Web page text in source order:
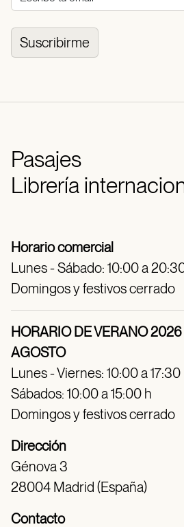
Suscribirme
Pasajes
Librería
Horario comercial
Lunes - Sábado: 10:00 a
Domingos y festivos cerrado
HORARIO DE VERANO 2026
AGOSTO
Lunes - Viernes: 10:00 a 17:30
Sábados: 10:00 a 15:00 h
Domingos y festivos cerrado
Dirección
Génova 3
28004 Madrid (España)
Contacto